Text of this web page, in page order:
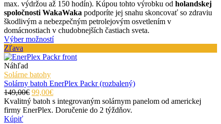
max. výdržou až 150 hodín). Kúpou tohto výrobku od holandskej
spoločnosti WakaWaka podporíte jej snahu skoncovať so zdraviu
škodlivým a nebezpečným petrolejovým osvetlením v
domácnostiach v chudobnejších častiach sveta.
Výber možností
Zľava
Náhľad
Solárne batohy
Solárny batoh EnerPlex Packr (rozbalený)
149,00€ 99,00€
Kvalitný batoh s integrovaným solárnym panelom od americkej
firmy EnerPlex. Doručenie do 2 týždňov.
Kúpiť